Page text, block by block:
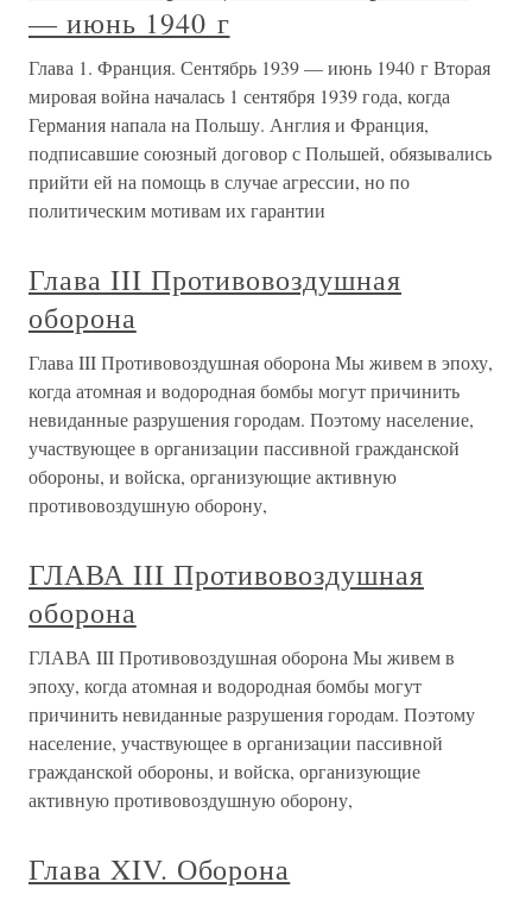
— июнь 1940 г
Глава 1. Франция. Сентябрь 1939 — июнь 1940 г Вторая
мировая война началась 1 сентября 1939 года, когда
Германия напала на Польшу. Англия и Франция,
подписавшие союзный договор с Польшей, обязывались
прийти ей на помощь в случае агрессии, но по
политическим мотивам их гарантии
Глава III Противовоздушная
оборона
Глава III Противовоздушная оборона Мы живем в эпоху,
когда атомная и водородная бомбы могут причинить
невиданные разрушения городам. Поэтому население,
участвующее в организации пассивной гражданской
обороны, и войска, организующие активную
противовоздушную оборону,
ГЛАВА III Противовоздушная
оборона
ГЛАВА III Противовоздушная оборона Мы живем в
эпоху, когда атомная и водородная бомбы могут
причинить невиданные разрушения городам. Поэтому
население, участвующее в организации пассивной
гражданской обороны, и войска, организующие
активную противовоздушную оборону,
Глава XIV. Оборона